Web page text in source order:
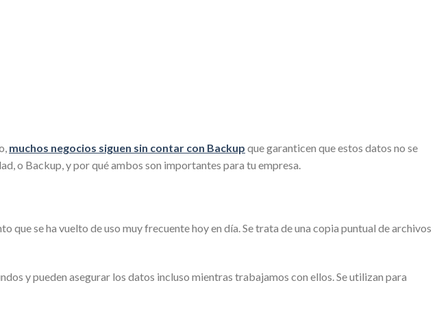
muchos negocios siguen sin contar con Backup que garanticen que estos datos no se
o Backup, y por qué ambos son importantes para tu empresa.
se ha vuelto de uso muy frecuente hoy en día. Se trata de una copia puntual de archivos
y pueden asegurar los datos incluso mientras trabajamos con ellos. Se utilizan para